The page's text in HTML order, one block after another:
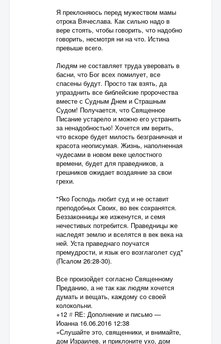
Я преклоняюсь перед мужеством мамы
отрока Вячеслава. Как сильно надо в
вере стоять, чтобы говорить, что надобно
говорить, несмотря ни на что. Истина
превыше всего.
Людям не составляет труда уверовать в
басни, что Бог всех помилует, все
спасены будут. Просто так взять, да
упразднить все библейские пророчества
вместе с Судным Днем и Страшным
Судом! Получается, что Священное
Писание устарело и можно его устранить
за ненадобностью! Хочется им верить,
что вскоре будет милость безграничная и
красота неописумая. Жизнь, наполненная
чудесами в новом веке целостного
времени, будет для праведников, а
грешников ожидает воздаяние за свои
грехи.
"Яко Господь любит суд и не оставит
преподобных Своих, во век сохранятся.
Беззаконницы же изженутся, и семя
нечестивых потребится. Праведницы же
наследят землю и вселятся в век века на
ней. Уста праведнаго поучатся
премудрости, и язык eго возглаголет суд"
(Псалом 26:28-30).
Все произойдет согласно Священному
Преданию, а не так как людям хочется
думать и вещать, каждому со своей
колокольни.
+12 # RE: Дополнение и письмо—
Иоанна 16.06.2016 12:38
«Слушайте это, священники, и внимайте,
дом Израилев, и приклоните ухо, дом